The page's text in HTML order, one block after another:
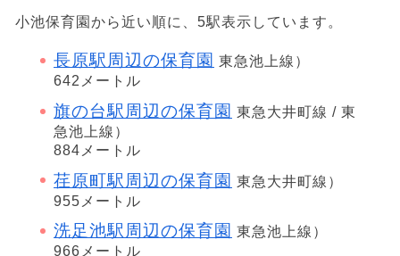
小池保育園から近い順に、5駅表示しています。
長原駅周辺の保育園 東急池上線）
642メートル
旗の台駅周辺の保育園 東急大井町線 / 東
急池上線）
884メートル
荏原町駅周辺の保育園 東急大井町線）
955メートル
洗足池駅周辺の保育園 東急池上線）
966メートル